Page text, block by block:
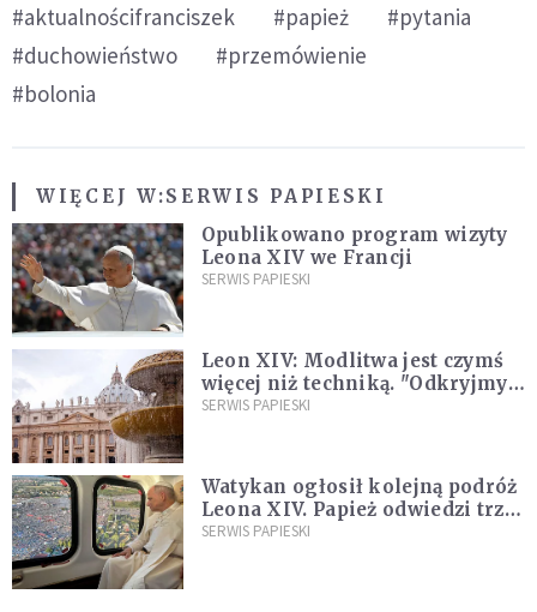
#aktualnościfranciszek #papież
#pytania
#duchowieństwo
#przemówienie
#bolonia
WIĘCEJ W:SERWIS PAPIESKI
Opublikowano program wizyty
Leona XIV we Francji
SERWIS PAPIESKI
Leon XIV: Modlitwa jest czymś
więcej niż techniką. "Odkryjmy
ją na nowo"
SERWIS PAPIESKI
Watykan ogłosił kolejną podróż
Leona XIV. Papież odwiedzi trzy
kraje Ameryki Południowej
SERWIS PAPIESKI